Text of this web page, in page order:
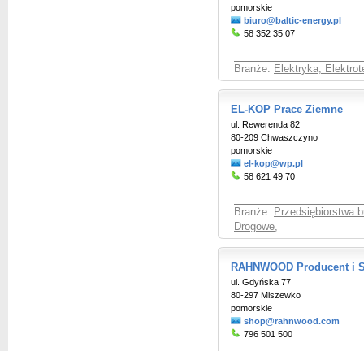
pomorskie
biuro@baltic-energy.pl
58 352 35 07
Branże: Elektryka,
EL-KOP Prace Ziemne
ul. Rewerenda 82
80-209 Chwaszczyno
pomorskie
el-kop@wp.pl
58 621 49 70
Branże: Przedsiębiorstwa
Drogowe,
RAHNWOOD Producent i
ul. Gdyńska 77
80-297 Miszewko
pomorskie
shop@rahnwood.com
796 501 500